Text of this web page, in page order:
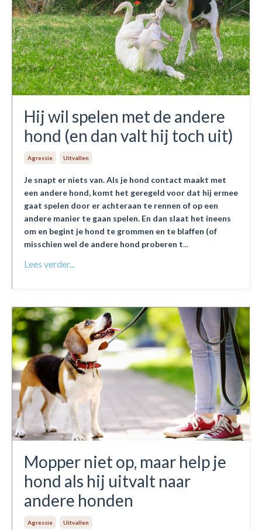
Hij wil spelen met de andere
hond (en dan valt hij toch uit)
Agressie Uitvallen
Je snapt er niets van. Als je hond contact maakt met
een andere hond, komt het geregeld voor dat hij ermee
gaat spelen door er achteraan te rennen of op een
andere manier te gaan spelen. En dan slaat het ineens
om en begint je hond te grommen en te blaffen (of
misschien wel de andere hond proberen t...
Lees verder...
Mopper niet op, maar help je
hond als hij uitvalt naar
andere honden
Agressie Uitvallen